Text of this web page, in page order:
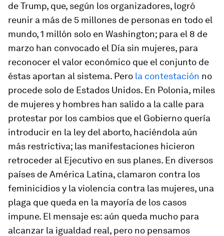
de Trump, que, según los organizadores, logró
reunir a más de 5 millones de personas en todo el
mundo, 1 millón solo en Washington; para el 8 de
marzo han convocado el Día sin mujeres, para
reconocer el valor económico que el conjunto de
éstas aportan al sistema. Pero la contestación no
procede solo de Estados Unidos. En Polonia, miles
de mujeres y hombres han salido a la calle para
protestar por los cambios que el Gobierno quería
introducir en la ley del aborto, haciéndola aún
más restrictiva; las manifestaciones hicieron
retroceder al Ejecutivo en sus planes. En diversos
países de América Latina, clamaron contra los
feminicidios y la violencia contra las mujeres, una
plaga que queda en la mayoría de los casos
impune. El mensaje es: aún queda mucho para
alcanzar la igualdad real, pero no pensamos